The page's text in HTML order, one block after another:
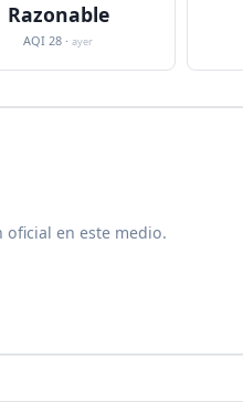
Razonable
AQI 28 ·ayer
oficial en este medio.